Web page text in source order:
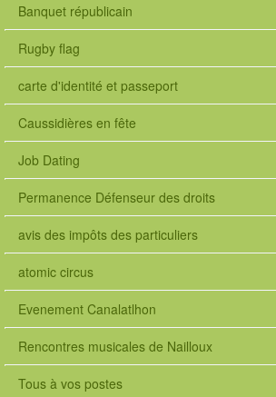
s
o
n
n
a
n
o
e
Banquet républicain
Rugby flag
carte d'identité et passeport
Caussidières en fête
Job Dating
Permanence Défenseur des droits
avis des impôts des particuliers
atomic circus
Evenement Canalatlhon
Rencontres musicales de Nailloux
Tous à vos postes